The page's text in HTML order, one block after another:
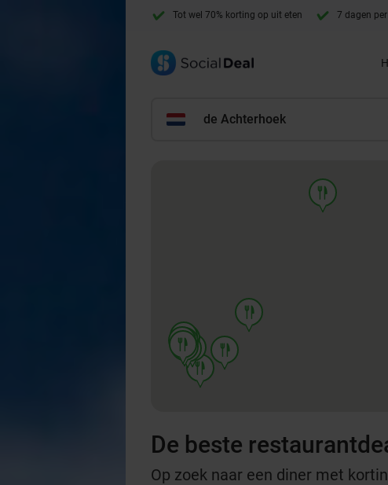
Tot wel 70% korting op uit eten 7 dagen
de Achterhoek
food
food
food
food
food
food
food
food
food
food
food
food
De beste
Op zoek naar een diner met